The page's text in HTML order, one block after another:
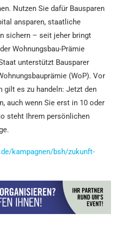
Nutzen Sie dafür Bausparen
ansparen, staatliche
sichern – seit jeher bringt
Wohnungsbau-Prämie
unterstützt Bausparer
(WoP). Vor
gilt es zu handeln: Jetzt den
auch wenn Sie erst in 10 oder
steht Ihrem persönlichen
kampagnen/bsh/zukunft-